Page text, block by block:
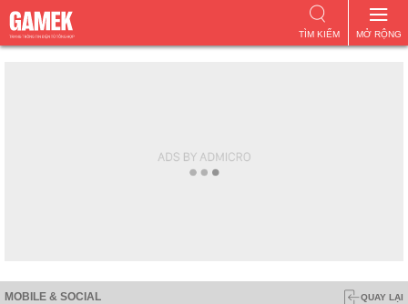
MỞ RỘNG
TÌM KIẾM
MOBILE & SOCIAL QUAY LẠI